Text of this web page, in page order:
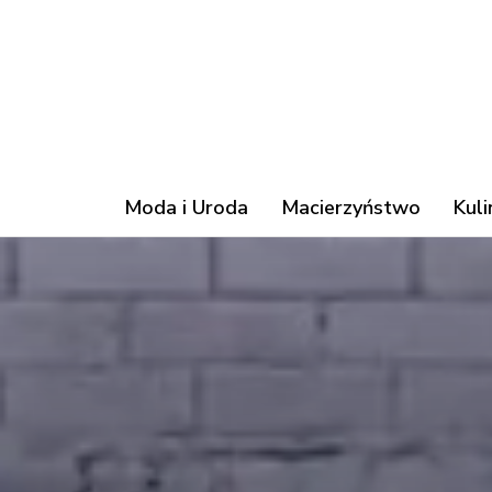
Moda i Uroda Macierzyństwo